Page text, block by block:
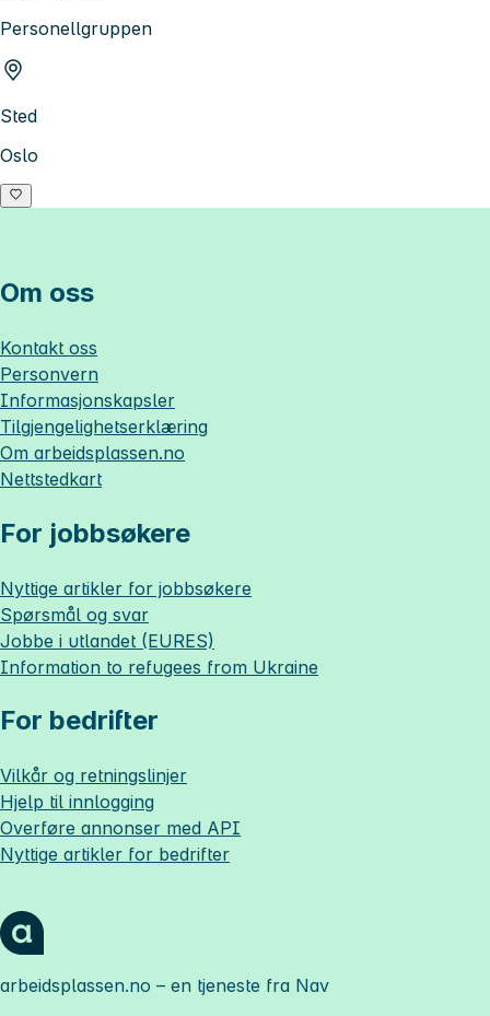
Personellgruppen
Sted
Oslo
Om oss
Kontakt oss
Personvern
Informasjonskapsler
Tilgjengelighetserklæring
Om arbeidsplassen.no
Nettstedkart
For jobbsøkere
Nyttige artikler for jobbsøkere
Spørsmål og svar
Jobbe i utlandet (EURES)
Information to refugees from Ukraine
For bedrifter
Vilkår og retningslinjer
Hjelp til innlogging
Overføre annonser med API
Nyttige artikler for bedrifter
arbeidsplassen.no – en tjeneste fra Nav